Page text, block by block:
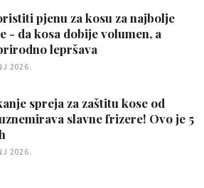
pjenu za kosu za najbolje
- da kosa dobije volumen, a
lepršava
2026.
spreja za zaštitu kose od
slavne frizere! Ovo je 5
2026.